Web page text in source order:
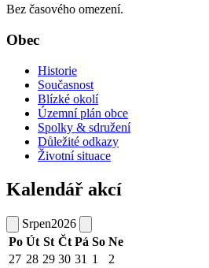
Bez časového omezení.
Obec
Historie
Současnost
Blízké okolí
Územní plán obce
Spolky & sdružení
Důležité odkazy
Životní situace
Kalendář akcí
Srpen2026
Po Út St Čt Pá So Ne
27 28 29 30 31 1
2